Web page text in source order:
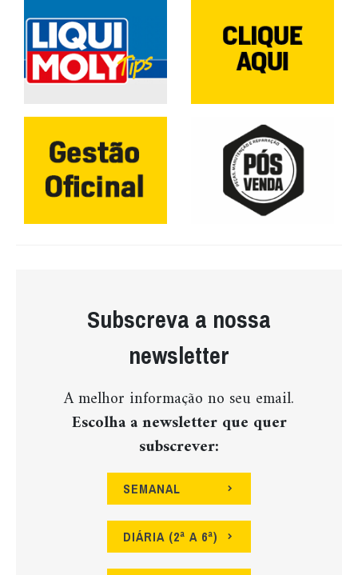
Subscreva a nossa
newsletter
A melhor informação no seu email.
Escolha a newsletter que quer
subscrever:
SEMANAL
DIÁRIA (2ª A 6ª)